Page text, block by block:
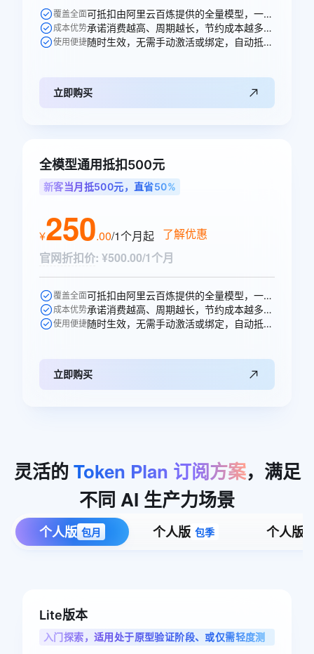
覆盖全面 可抵扣由阿里云百炼提供的全量模型，一次购买即可跨模型通享。
成本优势 承诺消费越高、周期越长，节约成本越多，直省50元。
使用便捷 随时生效，无需手动激活或绑定，自动抵扣。
立即购买
全模型通用抵扣500元
新客当月抵500元，直省50%
¥250.00/1个月起 了解优惠
官网折扣价: ¥500.00/1个月
覆盖全面 可抵扣由阿里云百炼提供的全量模型，一次购买即可跨模型通享。
成本优势 承诺消费越高、周期越长，节约成本越多，直省250元。
使用便捷 随时生效，无需手动激活或绑定，自动抵扣。
立即购买
灵活的 Token Plan 订阅方案，满足
不同 AI 生产力场景
个人版 包月 个人版 包季 个人版
Lite版本
入门探索，适用处于原型验证阶段、或仅需轻度测